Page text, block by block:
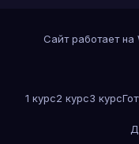
Сайт работает на
1 курс2 курс3 курс